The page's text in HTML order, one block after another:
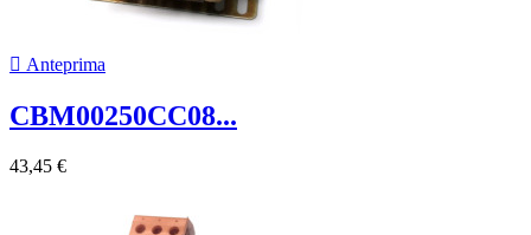
 Anteprima
CBM00250CC08...
43,45 €